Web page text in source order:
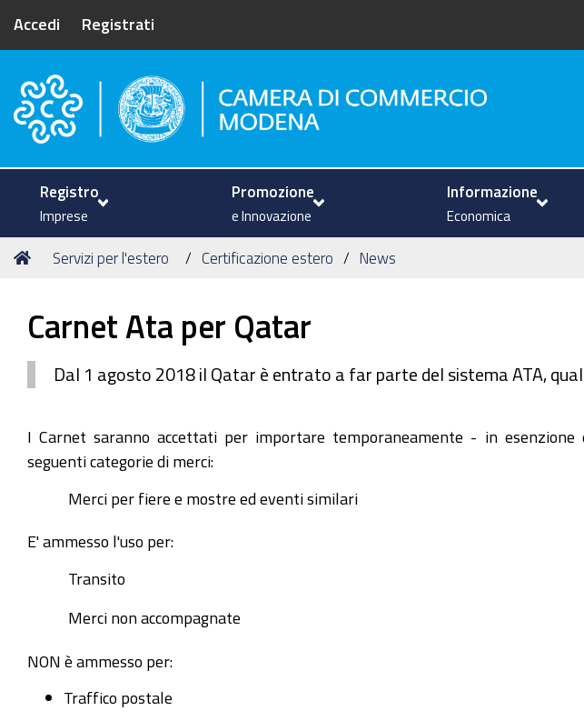
Accedi Registrati
Camera di Commercio di Modena
Registro
Imprese
Promozione
e Innovazione
Informazione
Economica
Tu
Home
Servizi per l'estero Certificazione estero News
Carnet Ata per Qatar
Dal 1 agosto 2018 il Qatar è entrato a far parte del sistema ATA,
I Carnet saranno accettati per importare temporaneamente - in
seguenti categorie di merci:
Merci per fiere e mostre ed eventi similari
E' ammesso l'uso per:
Transito
Merci non accompagnate
NON è ammesso per:
Traffico postale